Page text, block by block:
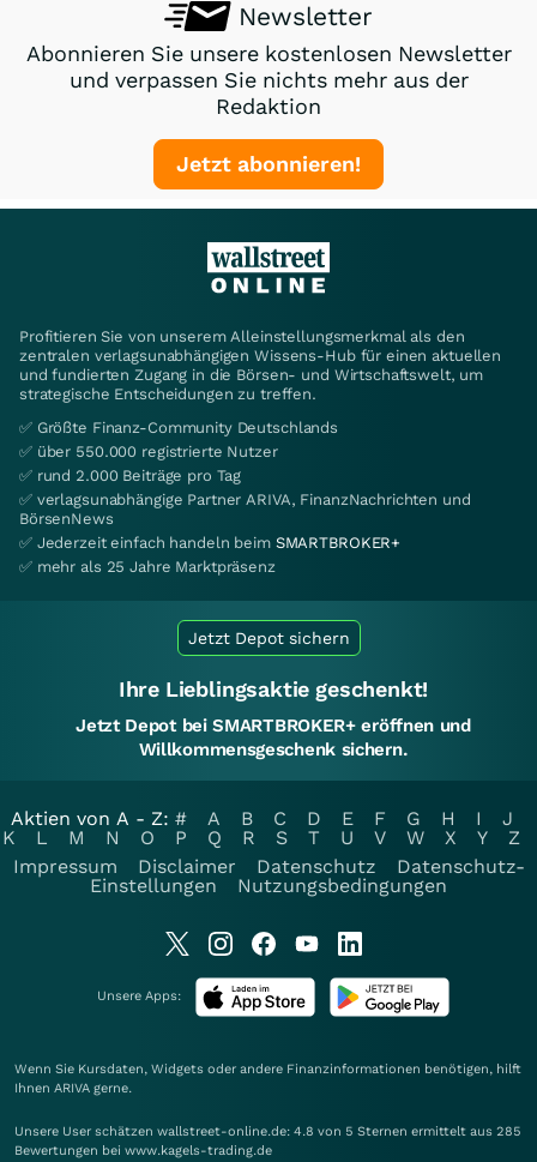
Newsletter
Abonnieren Sie unsere kostenlosen Newsletter
und verpassen Sie nichts mehr aus der
Redaktion
Jetzt abonnieren!
Profitieren Sie von unserem Alleinstellungsmerkmal als den
zentralen verlagsunabhängigen Wissens-Hub für einen aktuellen
und fundierten Zugang in die Börsen- und Wirtschaftswelt, um
strategische Entscheidungen zu treffen.
✅ Größte Finanz-Community Deutschlands
✅ über 550.000 registrierte Nutzer
✅ rund 2.000 Beiträge pro Tag
✅ verlagsunabhängige Partner ARIVA, FinanzNachrichten und
BörsenNews
✅ Jederzeit einfach handeln beim SMARTBROKER+
✅ mehr als 25 Jahre Marktpräsenz
Jetzt Depot sichern
Ihre Lieblingsaktie geschenkt!
Jetzt Depot bei SMARTBROKER+ eröffnen und
Willkommensgeschenk sichern.
Aktien von A - Z: # A B C D E F G H I
J
K
L M N O P Q R S T U V W X Y
Z
Impressum
Disclaimer Datenschutz
Datenschutz-
Einstellungen
Nutzungsbedingungen
Unsere Apps:
Wenn Sie Kursdaten, Widgets oder andere Finanzinformationen benötigen, hilft
Ihnen ARIVA gerne.
Unsere User schätzen wallstreet-online.de: 4.8 von 5 Sternen ermittelt aus 285
Bewertungen bei www.kagels-trading.de